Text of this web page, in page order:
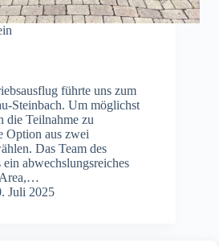
führte uns zum
Steinbach. Um möglichst
die Teilnahme zu
Option aus zwei
Das Team des
abwechslungsreiches
Area,…
Juli 2025